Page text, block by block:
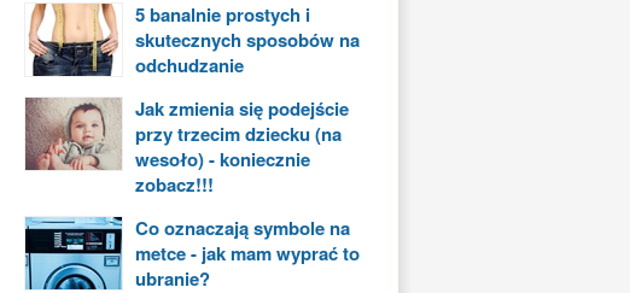
5 banalnie prostych i
skutecznych sposobów na
odchudzanie
Jak zmienia się podejście
przy trzecim dziecku (na
wesoło) - koniecznie
zobacz!!!
Co oznaczają symbole na
metce - jak mam wyprać to
ubranie?